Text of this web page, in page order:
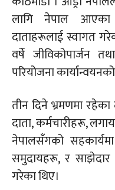
लागि नेपाल
दाताहरूलाई स्वागत
वर्षे जीविकोपार्जन
परियोजना
तीन दिने भ्रमणमा
दाता, कर्मचारीहरू,
नेपालसँगको
समुदायहरू, र साझेदार
गरेका थिए।